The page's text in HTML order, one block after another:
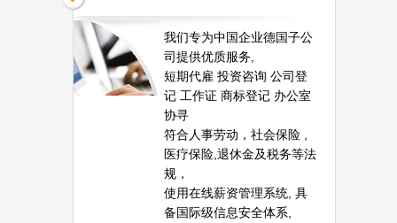
我们专为中国企业德国子公
司提供优质服务,
短期代雇 投资咨询 公司登
记 工作证 商标登记 办公室
协寻
符合人事劳动，社会保险 ,
医疗保险,退休金及税务等法
规，
使用在线薪资管理系统, 具
备国际级信息安全体系,